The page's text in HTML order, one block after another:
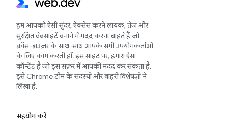
हम आपको ऐसी सुंदर, ऐक्सेस करने लायक, तेज़ और
सुरक्षित वेबसाइटें बनाने में मदद करना चाहते हैं जो
क्रॉस-ब्राउज़र के साथ-साथ आपके सभी उपयोगकर्ताओं
के लिए काम करती हों. इस साइट पर, हमारा ऐसा
कॉन्टेंट है जो इस सफ़र में आपकी मदद कर सकता है.
इसे Chrome टीम के सदस्यों और बाहरी विशेषज्ञों ने
लिखा है.
सहयोग करें